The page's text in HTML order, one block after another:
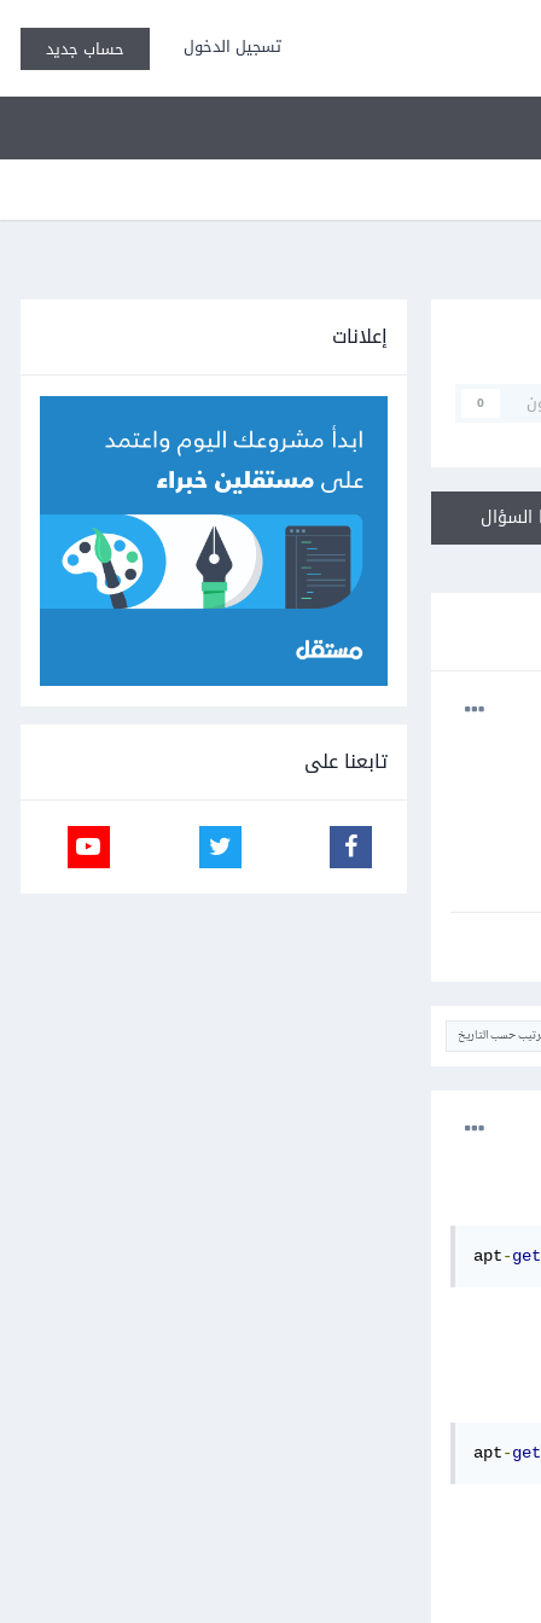
تسجيل الدخول حساب جديد
0
حسب التاريخ
apt-get
apt-get
إعلانات
تابعنا على